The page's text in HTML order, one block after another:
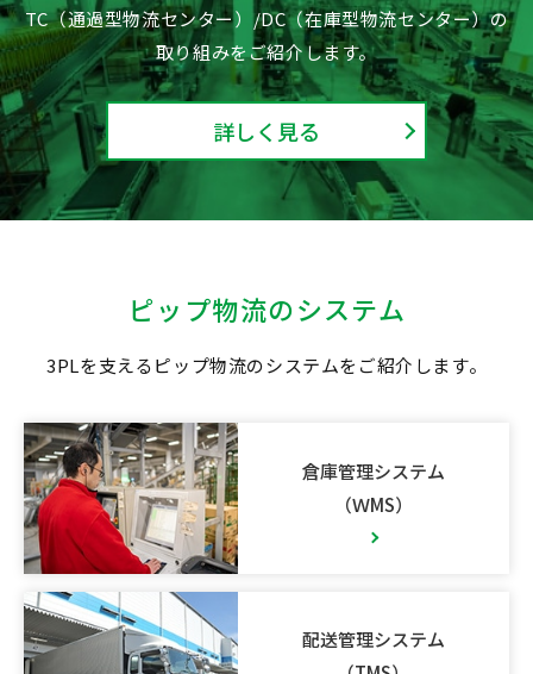
TC（通過型物流センター）/DC（在庫型物流センター）の
取り組みをご紹介します。
詳しく見る
ピップ物流のシステム
3PLを支えるピップ物流のシステムをご紹介します。
倉庫管理システム
（ＷMS）
配送管理システム